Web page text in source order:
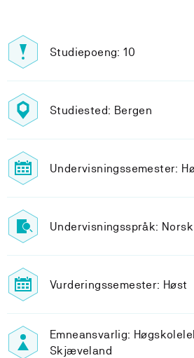
Studiepoeng: 10
Studiested: Bergen
Undervisningssemester:
Undervisningsspråk: Norsk
Vurderingssemester: Høst
Emneansvarlig:
Skjæveland